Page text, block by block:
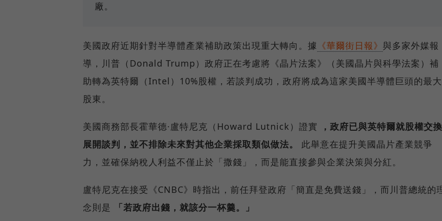
廠。
美國政府近期針對半導體產業補助政策出現重大轉向。據 《華爾街日報》 與多家外媒報
導，川普（Donald Trump）政府正在考慮將《晶片法案》（美國晶片與科學法案）補
助轉為英特爾（Intel）10%股權，若談判成功，政府將成為這家美國半導體巨頭的最大
股東。
美國商務部長霍華德·盧特尼克（Howard Lutnick）證實
，政府已與英特爾就股權交換
展開談判，並不排除未來對其他企業採取類似做法。
此舉意在提升美國晶片產業競爭
力，並確保納稅人利益不僅止於「撒錢」，而是能直接參與企業決策與分紅。
盧特尼克在接受《CNBC》時指出，前任拜登政府「簡直是免費送錢」，而川普總統的
念則是
「若政府出錢，就該分一杯羹。」